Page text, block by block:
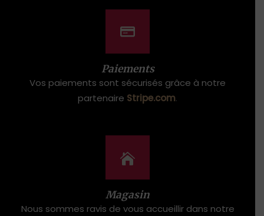
Paiements
Vos paiements sont sécurisés grâce à notre
partenaire Stripe.com.
Magasin
Nous sommes ravis de vous accueillir dans notre